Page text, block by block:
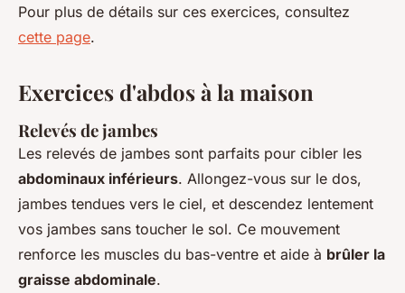
Pour plus de détails sur ces exercices, consultez
cette page.
Exercices d'abdos à la maison
Relevés de jambes
Les relevés de jambes sont parfaits pour cibler les
abdominaux inférieurs. Allongez-vous sur le dos,
jambes tendues vers le ciel, et descendez lentement
vos jambes sans toucher le sol. Ce mouvement
renforce les muscles du bas-ventre et aide à brûler la
graisse abdominale.